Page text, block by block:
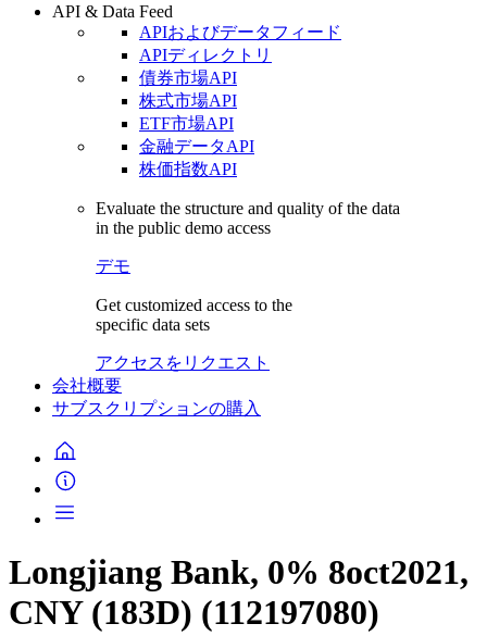
API & Data Feed
APIおよびデータフィード
APIディレクトリ
債券市場API
株式市場API
ETF市場API
金融データAPI
株価指数API
Evaluate the structure and quality of the data
in the public demo access
デモ
Get customized access to the
specific data sets
アクセスをリクエスト
会社概要
サブスクリプションの購入
Longjiang Bank, 0% 8oct2021,
CNY (183D) (112197080)